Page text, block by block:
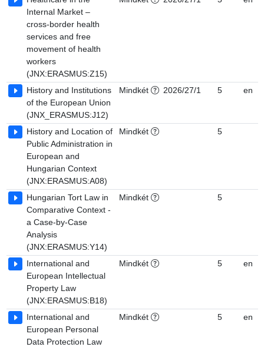
Internal Market –
cross-border health
services and free
movement of health
workers
(JNX:ERASMUS:Z15)
History and Institutions
of the European Union
(JNX_ERASMUS:J12)
Mindkét 2026/27/1 5 en
History and Location of
Public Administration in
European and
Hungarian Context
(JNX:ERASMUS:A08)
Mindkét 5
Hungarian Tort Law in
Comparative Context -
a Case-by-Case
Analysis
(JNX:ERASMUS:Y14)
Mindkét 5
International and
European Intellectual
Property Law
(JNX:ERASMUS:B18)
Mindkét 5 en
International and
European Personal
Data Protection Law
Mindkét 5 en